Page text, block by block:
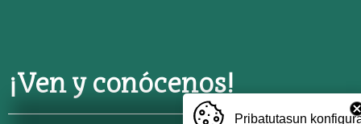
¡Ven y conócenos!
Pribatutasun